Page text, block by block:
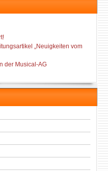
„Neuigkeiten vom
der Musical-AG